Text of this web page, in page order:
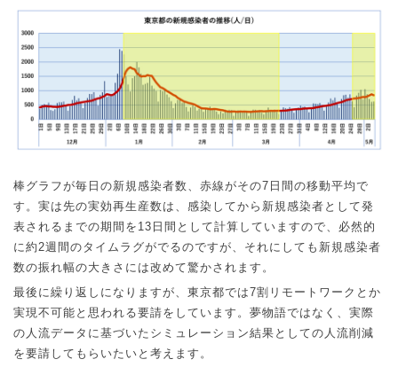
棒グラフが毎日の新規感染者数、赤線がその7 日間の移動平均で
す。実は先の実効再生産数は、感染してから新規感染者として発
表されるまでの期間を 13 日間として計算していますので、必然的
に約 2週間のタイムラグがでるのですが、それにしても新規感染者
数の振れ幅の大きさには改めて驚かされます。
最後に繰り返しになりますが、東京都では7割リモートワークとか
実現不可能と思われる要請をしています。夢物語ではなく、実際
の人流データに基づいたシミュレーション結果としての人流削減
を要請してもらいたいと考えます。